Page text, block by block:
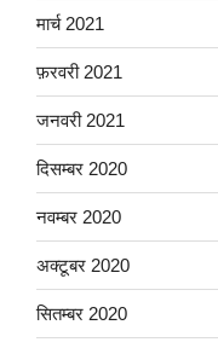
मार्च 2021
फ़रवरी 2021
जनवरी 2021
दिसम्बर 2020
नवम्बर 2020
अक्टूबर 2020
सितम्बर 2020